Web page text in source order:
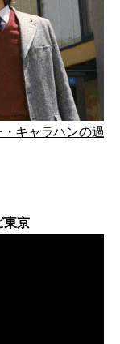
キャラハンの過
東京